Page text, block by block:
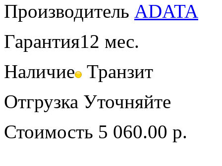
Производитель ADATA
Гарантия12 мес.
Наличие Транзит
Отгрузка Уточняйте
Стоимость 5 060.00 р.